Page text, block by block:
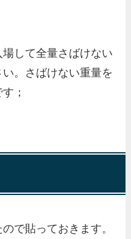
して全量さばけない
。さばけない重量を
；
で貼っておきます。